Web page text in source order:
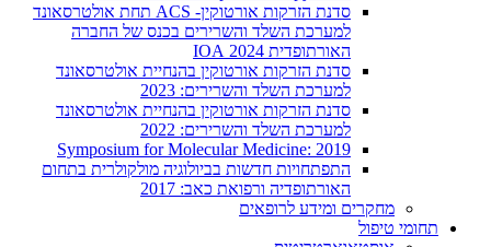
סדנת הזרקות אורטוקין- ACS תחת אולטרסאונד
למערכת השלד והשרירים בכנס של החברה
האורתופדית 2024 IOA
סדנת הזרקות אורטוקין בהנחיית אולטרסאונד
למערכת השלד והשרירים: 2023
סדנת הזרקות אורטוקין בהנחיית אולטרסאונד
למערכת השלד והשרירים: 2022
2019 :Symposium for Molecular Medicine
התפתחויות חדשות בביולוגיה מולקולרית בתחום
האורתופדיה ורפואת כאב: 2017
מחקרים ומידע לרופאים
תחומי טיפול